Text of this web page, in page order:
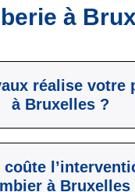
à
réalise votre
à Bruxelles ?
à Bruxelles